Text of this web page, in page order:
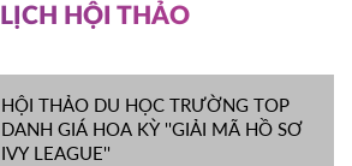
LỊCH HỘI THẢO
HỘI THẢO DU HỌC TRƯỜNG TOP
DANH GIÁ HOA KỲ ''GIẢI MÃ HỒ SƠ
IVY LEAGUE''